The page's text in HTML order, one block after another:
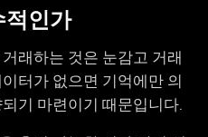
적인가
래하는 것은 눈감고 거래
터가 없으면 기억에만 의
기 마련이기 때문입니다.